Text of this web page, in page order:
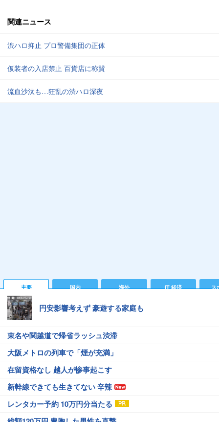
関連ニュース
渋ハロ抑止 プロ警備集団の正体
仮装者の入店禁止 百貨店に称賛
流血沙汰も…狂乱の渋ハロ深夜
主要 国内 海外 IT 経済 ス
円安影響考えず 豪遊する家庭も
東名や関越道で帰省ラッシュ渋滞
大阪メトロの列車で「煙が充満」
在留資格なし 越人が惨事起こす
新幹線できても生きてない 辛辣
レンタカー予約 10万円分当たる